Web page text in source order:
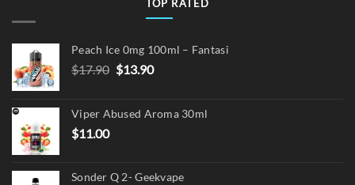
TOP RATED
Peach Ice 0mg 100ml – Fantasi
$17.90 Original
$17.90.
$13.90Current
$13.90.
Viper Abused Aroma 30ml
$11.00
Sonder Q 2- Geekvape